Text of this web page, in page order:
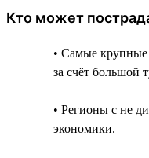
Кто может
• Самые крупные
за счёт большой
• Регионы с не
экономики.